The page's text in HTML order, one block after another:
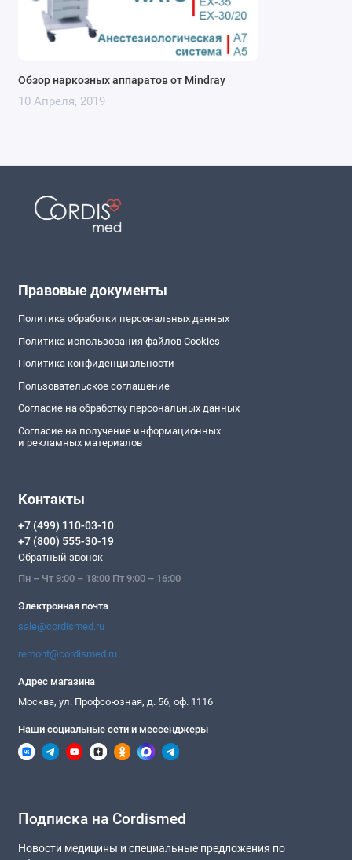
Обзор наркозных аппаратов от Mindray
10 Апреля, 2019
Правовые документы
Политика обработки персональных данных
Политика использования файлов Cookies
Политика конфиденциальности
Пользовательское соглашение
Согласие на обработку персональных данных
Согласие на получение информационных
и рекламных материалов
Контакты
+7 (499) 110-03-10
+7 (800) 555-30-19
Обратный звонок
Пн – Чт 9:00 – 18:00 Пт 9:00 – 16:00
Электронная почта
sale@cordismed.ru
remont@cordismed.ru
Адрес магазина
Москва, ул. Профсоюзная, д. 56, оф. 1116
Наши социальные сети и мессенджеры
Подписка на Cordismed
Новости медицины и специальные предложения по